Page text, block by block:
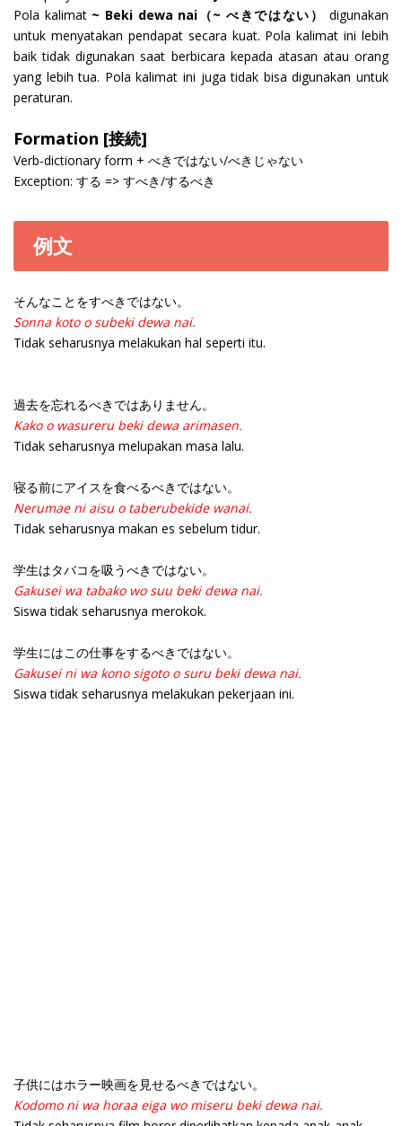
Pola kalimat ~ Beki dewa nai（~ べきではない）
digunakan
untuk menyatakan pendapat secara kuat. Pola kalimat ini lebih
baik tidak digunakan saat berbicara kepada atasan atau orang
yang lebih tua. Pola kalimat ini juga tidak bisa digunakan untuk
peraturan.
Formation [接続]
Verb-dictionary form + べきではない/べきじゃない
Exception: する => すべき/するべき
例文
そんなことをすべきではない。
Sonna koto o subeki dewa nai.
Tidak seharusnya melakukan hal seperti itu.
過去を忘れるべきではありません。
Kako o wasureru beki dewa arimasen.
Tidak seharusnya melupakan masa lalu.
寝る前にアイスを食べるべきではない。
Nerumae ni aisu o taberubekide wanai.
Tidak seharusnya makan es sebelum tidur.
学生はタバコを吸うべきではない。
Gakusei wa tabako wo suu beki dewa nai.
Siswa tidak seharusnya merokok.
学生にはこの仕事をするべきではない。
Gakusei ni wa kono sigoto o suru beki dewa nai.
Siswa tidak seharusnya melakukan pekerjaan ini.
子供にはホラー映画を見せるべきではない。
Kodomo ni wa horaa eiga wo miseru beki dewa nai.